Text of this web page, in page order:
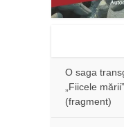
O saga
„Fiicele
(fragment)